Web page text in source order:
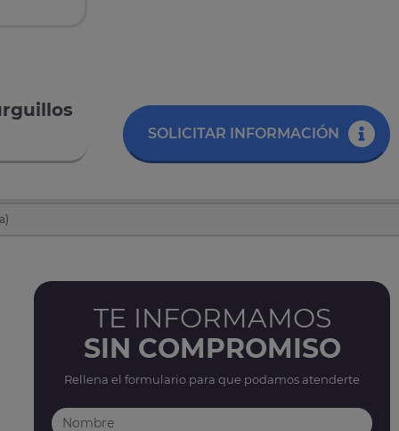
SOLICITAR INFORMACIÓN
TE INFORMAMOS
SIN COMPROMISO
Rellena el formulario para que podamos atenderte